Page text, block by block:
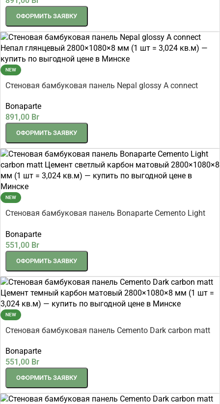
ОФОРМИТЬ ЗАЯВКУ
NEW
Стеновая бамбуковая панель Nepal glossy A connect
Bonaparte
891,00 Br
ОФОРМИТЬ ЗАЯВКУ
NEW
Стеновая бамбуковая панель Bonaparte Cemento Light
2800×1080×8 мм (1 шт = 3,024 кв.м)
Bonaparte
551,00 Br
ОФОРМИТЬ ЗАЯВКУ
NEW
Стеновая бамбуковая панель Cemento Dark carbon matt
= 3,024 кв.м)
Bonaparte
551,00 Br
ОФОРМИТЬ ЗАЯВКУ